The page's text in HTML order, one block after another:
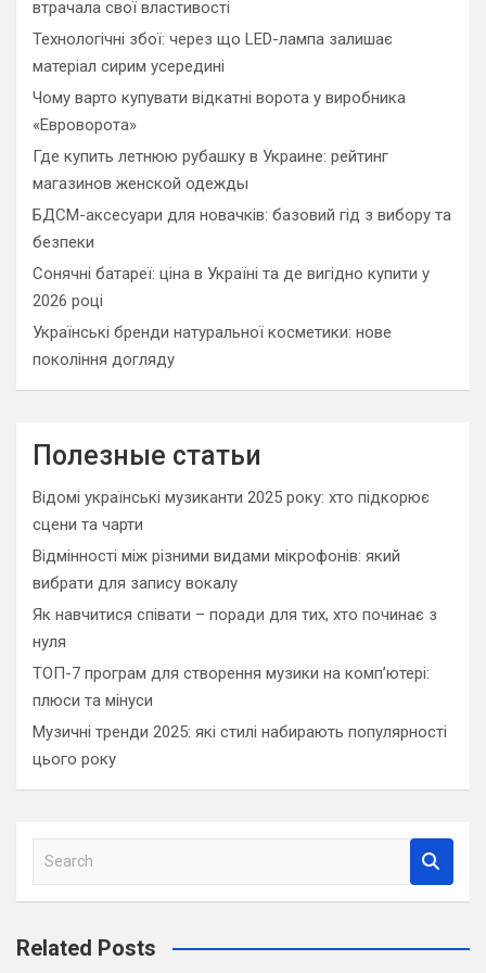
втрачала свої властивості
Технологічні збої: через що LED-лампа залишає
матеріал сирим усередині
Чому варто купувати відкатні ворота у виробника
«Евроворота»
Где купить летнюю рубашку в Украине: рейтинг
магазинов женской одежды
БДСМ-аксесуари для новачків: базовий гід з вибору та
безпеки
Сонячні батареї: ціна в Україні та де вигідно купити у
2026 році
Українські бренди натуральної косметики: нове
покоління догляду
Полезные статьи
Відомі українські музиканти 2025 року: хто підкорює
сцени та чарти
Відмінності між різними видами мікрофонів: який
вибрати для запису вокалу
Як навчитися співати – поради для тих, хто починає з
нуля
ТОП-7 програм для створення музики на комп’ютері:
плюси та мінуси
Музичні тренди 2025: які стилі набирають популярності
цього року
a
c
Related Posts